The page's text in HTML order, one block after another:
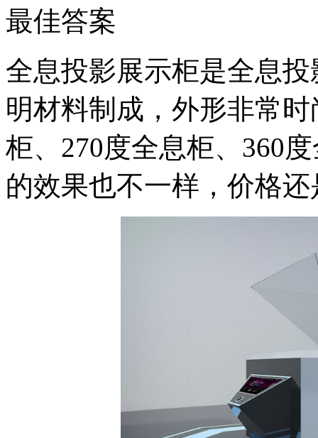
最佳答案
全息投影展示柜是全息
明材料制成，外形非常
柜、270度全息柜、360
的效果也不一样，价格